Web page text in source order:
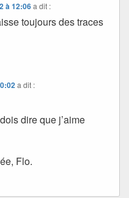
à 12:06 a dit :
toujours des traces
a dit :
dire que j’aime
Flo.